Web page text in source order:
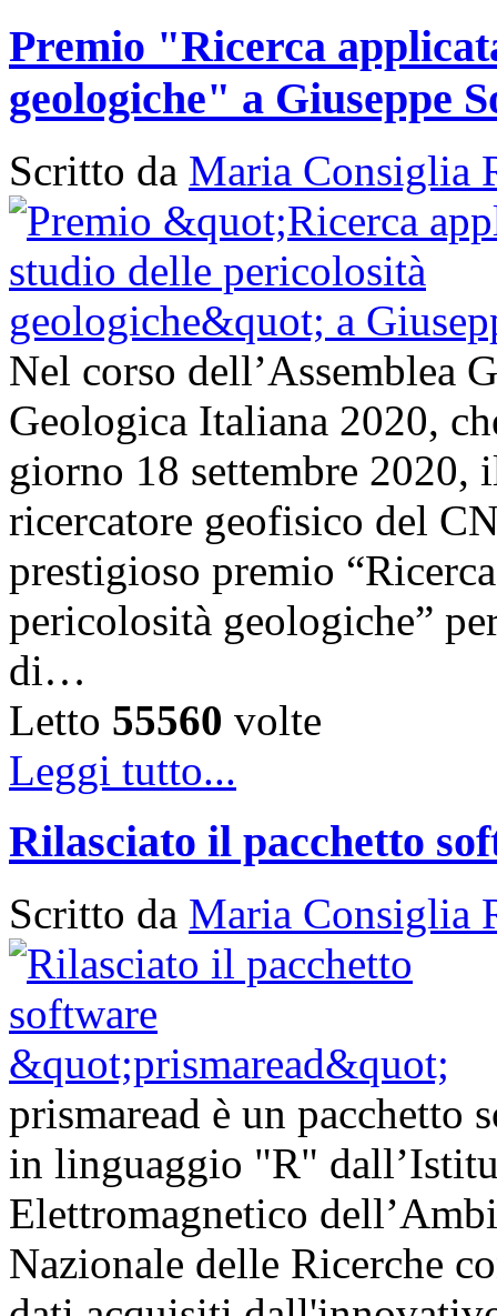
Premio "Ricerca
geologiche" a Giuseppe
Scritto da Maria Consiglia
Nel corso dell’Assemblea
Geologica Italiana 2020,
giorno 18 settembre 2020,
ricercatore geofisico del
prestigioso premio
pericolosità geologiche”
di…
Letto 55560 volte
Leggi tutto...
Rilasciato il pacchetto
Scritto da Maria Consiglia
prismaread è un pacchetto
in linguaggio "R"
Elettromagnetico
Nazionale delle Ricerche